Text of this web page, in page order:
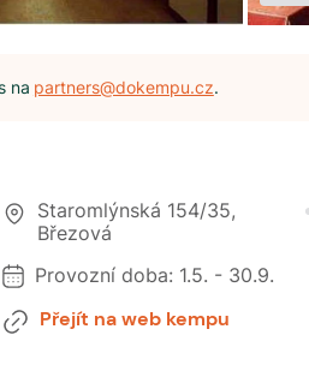
na partners@dokempu.cz.
Staromlýnská 154/35,
Březová
Provozní doba: 1.5. - 30.9.
Přejít na web kempu